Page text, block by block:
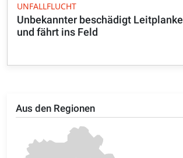
Aus den Regionen
UNFALLFLUCHT
Unbekannter beschädigt Leitplanke
und fährt ins Feld